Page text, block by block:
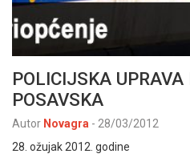
POLICIJSKA UPRAVA
POSAVSKA
Autor Novagra - 28/03/2012
28. ožujak 2012. godine